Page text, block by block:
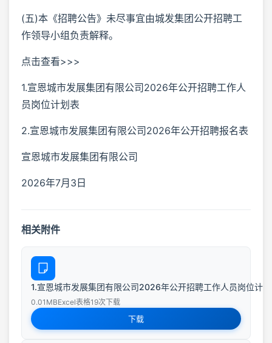
(五)本《招聘公告》未尽事宜由城发集团公开招聘工
作领导小组负责解释。
点击查看>>>
1.宣恩城市发展集团有限公司2026年公开招聘工作人
员岗位计划表
2.宣恩城市发展集团有限公司2026年公开招聘报名表
宣恩城市发展集团有限公司
2026年7月3日
相关附件
1.宣恩城市发展集团有限公司2026年公开招聘工作人员岗位计
0.01MBExcel表格19次下载
下载